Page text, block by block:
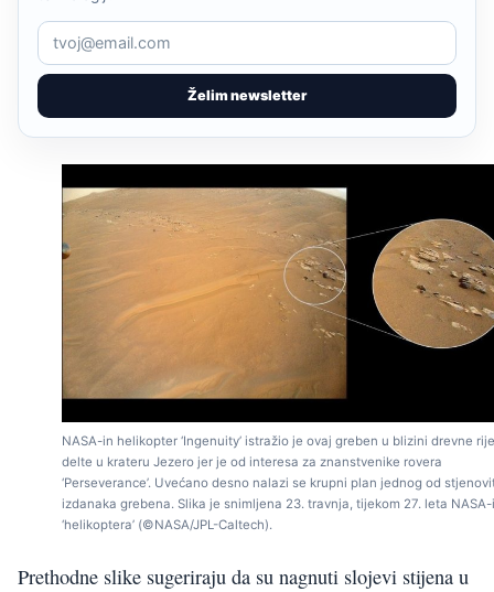
Želim newsletter
NASA-in helikopter ‘Ingenuity’ istražio je ovaj greben u blizini drevne
delte u krateru Jezero jer je od interesa za znanstvenike rovera
‘Perseverance’. Uvećano desno nalazi se krupni plan jednog od
izdanaka grebena. Slika je snimljena 23. travnja, tijekom 27. leta
‘helikoptera’ (©NASA/JPL-Caltech).
Prethodne slike sugeriraju da su nagnuti slojevi stijena u